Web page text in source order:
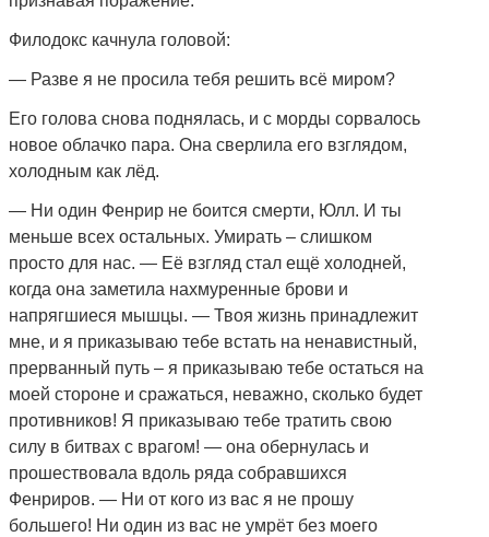
Филодокс качнула головой:
— Разве я не просила тебя решить всё миром?
Его голова снова поднялась, и с морды сорвалось
новое облачко пара. Она сверлила его взглядом,
холодным как лёд.
— Ни один Фенрир не боится смерти, Юлл. И ты
меньше всех остальных. Умирать – слишком
просто для нас. — Её взгляд стал ещё холодней,
когда она заметила нахмуренные брови и
напрягшиеся мышцы. — Твоя жизнь принадлежит
мне, и я приказываю тебе встать на ненавистный,
прерванный путь – я приказываю тебе остаться на
моей стороне и сражаться, неважно, сколько будет
противников! Я приказываю тебе тратить свою
силу в битвах с врагом! — она обернулась и
прошествовала вдоль ряда собравшихся
Фенриров. — Ни от кого из вас я не прошу
большего! Ни один из вас не умрёт без моего